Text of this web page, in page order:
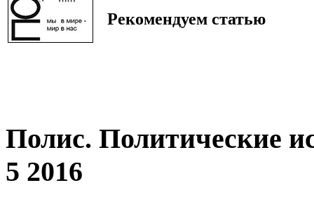
Рекомендуем статью
Полис. Политические
5 2016